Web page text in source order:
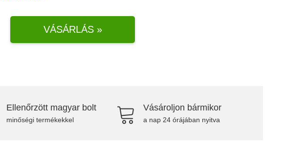
VÁSÁRLÁS »
Ellenőrzött magyar bolt
minőségi termékekkel
Vásároljon bármikor
a nap 24 órájában nyitva